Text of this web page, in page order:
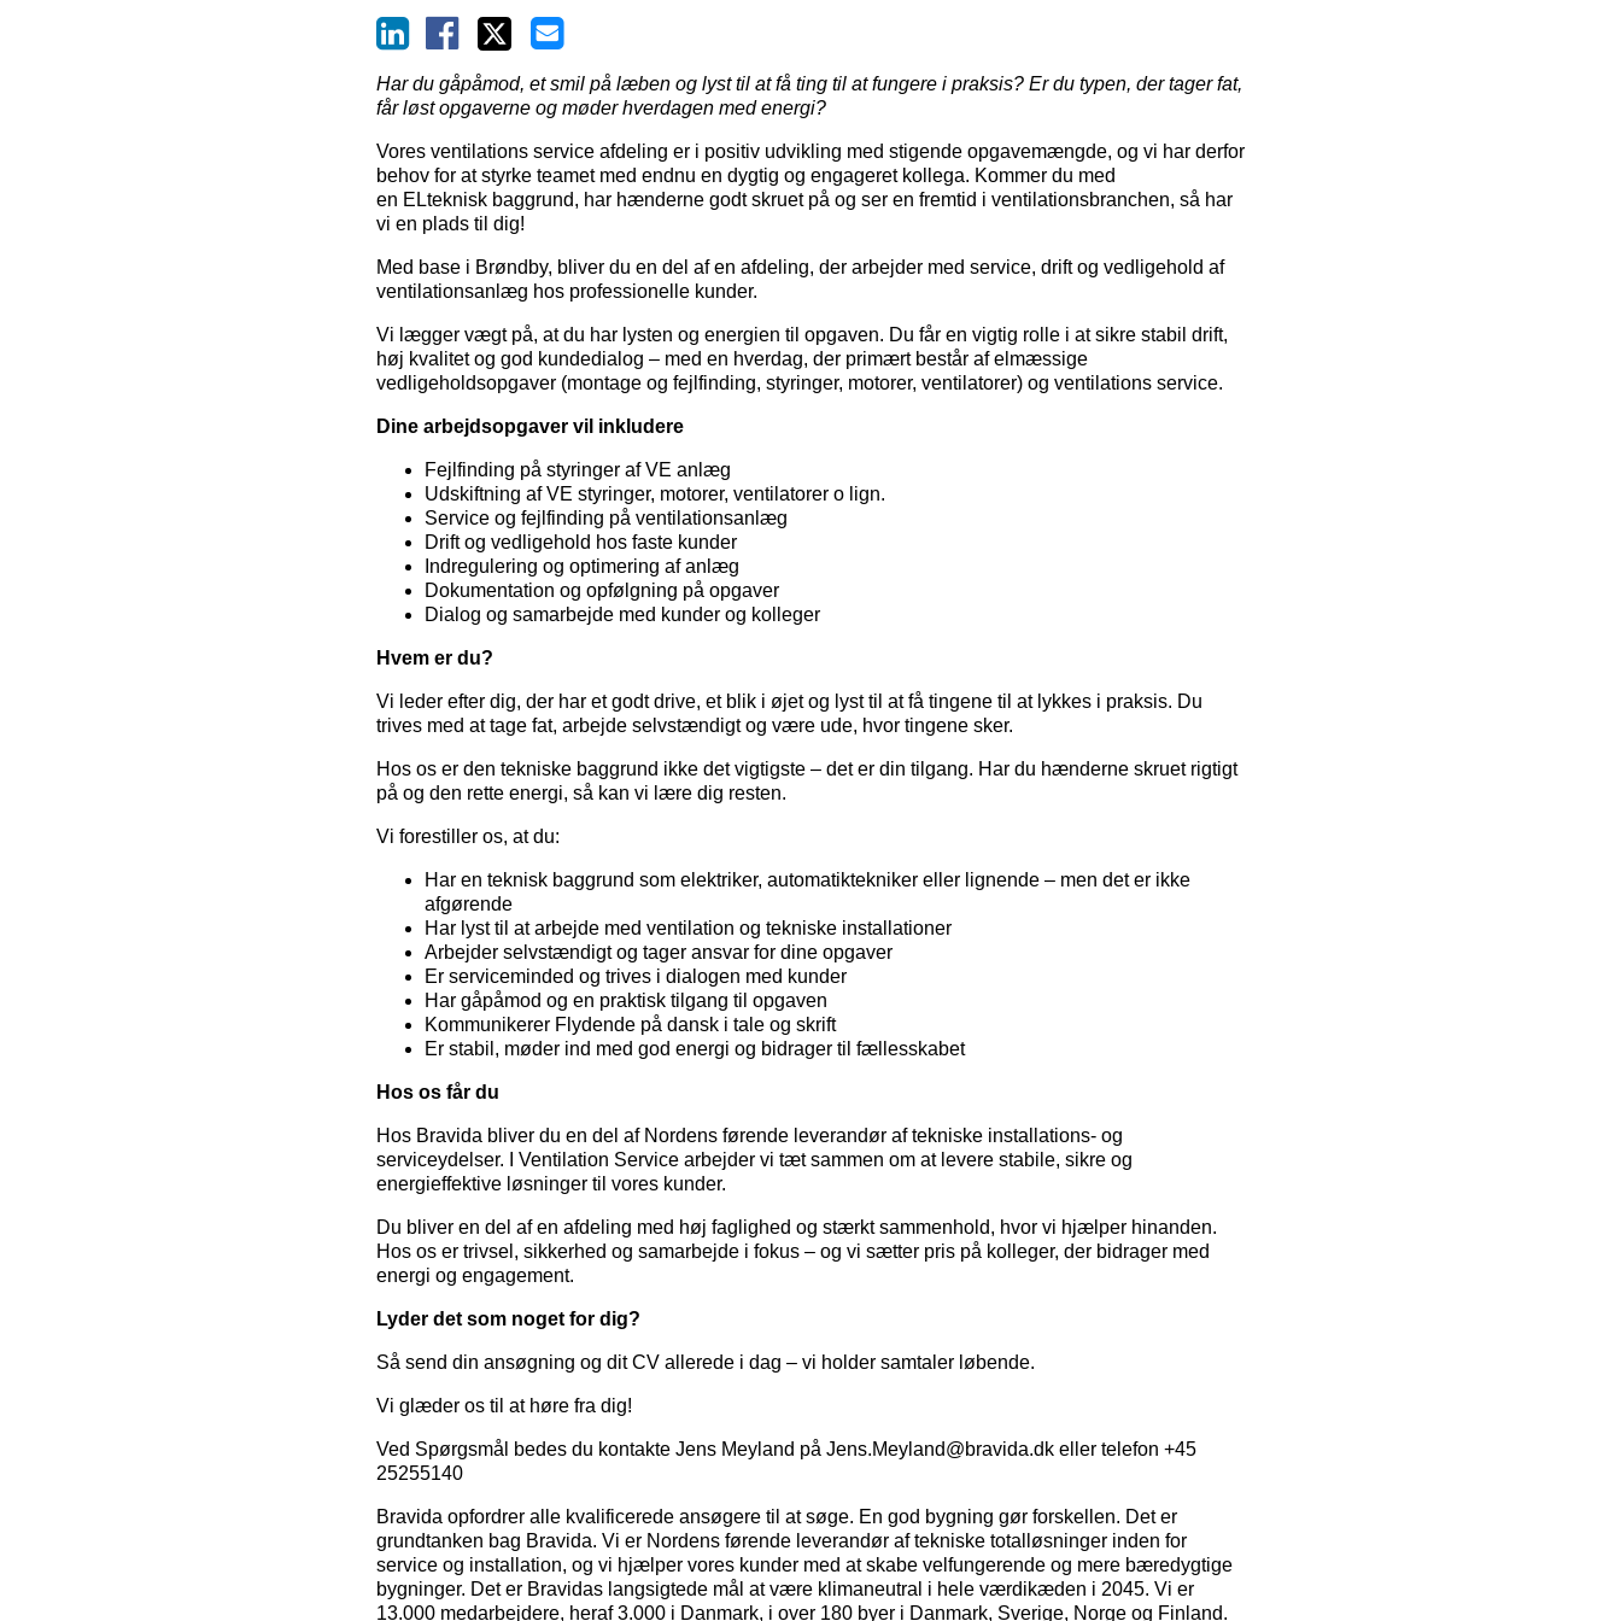
Har du gåpåmod, et smil på læben og lyst til at få ting til at fungere i praksis? Er du typen, der tager fat,
får løst opgaverne og møder hverdagen med energi?
Vores ventilations service afdeling er i positiv udvikling med stigende opgavemængde, og vi har derfor
behov for at styrke teamet med endnu en dygtig og engageret kollega. Kommer du med
en ELteknisk baggrund, har hænderne godt skruet på og ser en fremtid i ventilationsbranchen, så har
vi en plads til dig!
Med base i Brøndby, bliver du en del af en afdeling, der arbejder med service, drift og vedligehold af
ventilationsanlæg hos professionelle kunder.
Vi lægger vægt på, at du har lysten og energien til opgaven. Du får en vigtig rolle i at sikre stabil drift,
høj kvalitet og god kundedialog – med en hverdag, der primært består af elmæssige
vedligeholdsopgaver (montage og fejlfinding, styringer, motorer, ventilatorer) og ventilations service.
Dine arbejdsopgaver vil inkludere
Fejlfinding på styringer af VE anlæg
Udskiftning af VE styringer, motorer, ventilatorer o lign.
Service og fejlfinding på ventilationsanlæg
Drift og vedligehold hos faste kunder
Indregulering og optimering af anlæg
Dokumentation og opfølgning på opgaver
Dialog og samarbejde med kunder og kolleger
Hvem er du?
Vi leder efter dig, der har et godt drive, et blik i øjet og lyst til at få tingene til at lykkes i praksis. Du
trives med at tage fat, arbejde selvstændigt og være ude, hvor tingene sker.
Hos os er den tekniske baggrund ikke det vigtigste – det er din tilgang. Har du hænderne skruet rigtigt
på og den rette energi, så kan vi lære dig resten.
Vi forestiller os, at du:
Har en teknisk baggrund som elektriker, automatiktekniker eller lignende – men det er ikke
afgørende
Har lyst til at arbejde med ventilation og tekniske installationer
Arbejder selvstændigt og tager ansvar for dine opgaver
Er serviceminded og trives i dialogen med kunder
Har gåpåmod og en praktisk tilgang til opgaven
Kommunikerer Flydende på dansk i tale og skrift
Er stabil, møder ind med god energi og bidrager til fællesskabet
Hos os får du
Hos Bravida bliver du en del af Nordens førende leverandør af tekniske installations- og
serviceydelser. I Ventilation Service arbejder vi tæt sammen om at levere stabile, sikre og
energieffektive løsninger til vores kunder.
Du bliver en del af en afdeling med høj faglighed og stærkt sammenhold, hvor vi hjælper hinanden.
Hos os er trivsel, sikkerhed og samarbejde i fokus – og vi sætter pris på kolleger, der bidrager med
energi og engagement.
Lyder det som noget for dig?
Så send din ansøgning og dit CV allerede i dag – vi holder samtaler løbende.
Vi glæder os til at høre fra dig!
Ved Spørgsmål bedes du kontakte Jens Meyland på Jens.Meyland@bravida.dk eller telefon +45
25255140
Bravida opfordrer alle kvalificerede ansøgere til at søge. En god bygning gør forskellen. Det er
grundtanken bag Bravida. Vi er Nordens førende leverandør af tekniske totalløsninger inden for
service og installation, og vi hjælper vores kunder med at skabe velfungerende og mere bæredygtige
bygninger. Det er Bravidas langsigtede mål at være klimaneutral i hele værdikæden i 2045. Vi er
13.000 medarbejdere, heraf 3.000 i Danmark, i over 180 byer i Danmark, Sverige, Norge og Finland.